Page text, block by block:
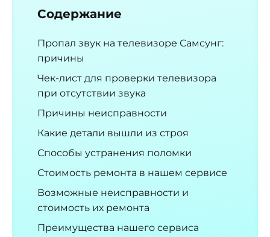
Содержание
Пропал звук на телевизоре Самсунг:
причины
Чек-лист для проверки телевизора
при отсутствии звука
Причины неисправности
Какие детали вышли из строя
Способы устранения поломки
Стоимость ремонта в нашем сервисе
Возможные неисправности и
стоимость их ремонта
Преимущества нашего сервиса